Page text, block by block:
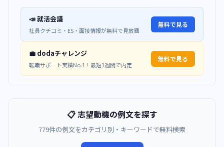
📣 就活会議
社員クチコミ・ES・面接情報が無料で見放題
無料で見る
💼 dodaチャレンジ
転職サポート実績No.1！最短1週間で内定
無料で見る
📋 志望動機の例文を探す
779件の例文をカテゴリ別・キーワードで無料検索